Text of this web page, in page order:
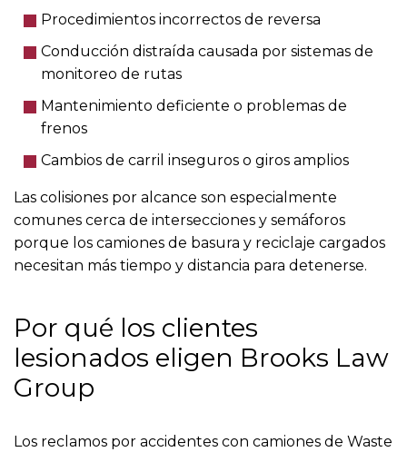
Procedimientos incorrectos de reversa
Conducción distraída causada por sistemas de
monitoreo de rutas
Mantenimiento deficiente o problemas de
frenos
Cambios de carril inseguros o giros amplios
Las colisiones por alcance son especialmente
comunes cerca de intersecciones y semáforos
porque los camiones de basura y reciclaje cargados
necesitan más tiempo y distancia para detenerse.
Por qué los clientes
lesionados eligen Brooks Law
Group
Los reclamos por accidentes con camiones de Waste